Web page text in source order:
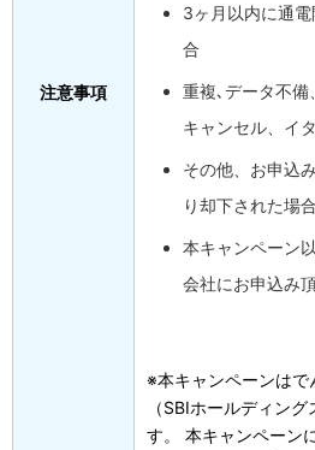
注意事項
3ヶ月以内に通
合
重複､データ不備
キャンセル、イ
その他、お申込
り却下された場合
本キャンペーン
会社にお申込み
※本キャンペーンは
（SBIホールディン
す。 本キャンペーン